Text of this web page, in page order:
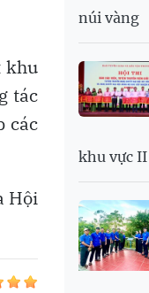
khu
tác
các
Hội
núi vàng
khu vực II